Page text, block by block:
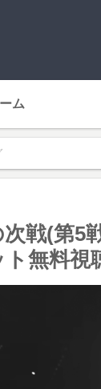
ム
戦(第5
ト無料視